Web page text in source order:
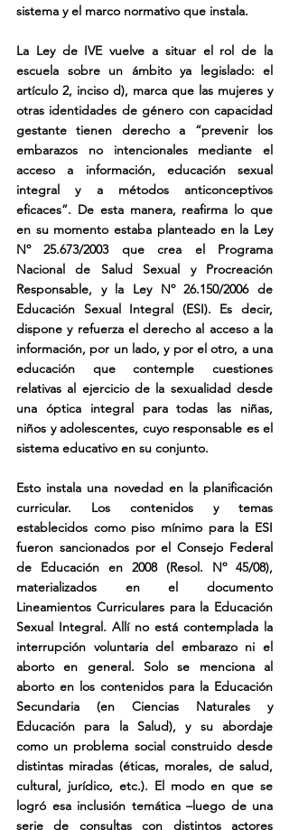
sistema y el marco normativo que instala.
La Ley de IVE vuelve a situar el rol de la
escuela sobre un ámbito ya legislado: el
artículo 2, inciso d), marca que las mujeres y
otras identidades de género con capacidad
gestante tienen derecho a “prevenir los
embarazos no intencionales mediante el
acceso a información, educación sexual
integral y a métodos anticonceptivos
eficaces”. De esta manera, reafirma lo que
en su momento estaba planteado en la Ley
Nº 25.673/2003 que crea el Programa
Nacional de Salud Sexual y Procreación
Responsable, y la Ley Nº 26.150/2006 de
Educación Sexual Integral (ESI). Es decir,
dispone y refuerza el derecho al acceso a la
información, por un lado, y por el otro, a una
educación que contemple cuestiones
relativas al ejercicio de la sexualidad desde
una óptica integral para todas las niñas,
niños y adolescentes, cuyo responsable es el
sistema educativo en su conjunto.
Esto instala una novedad en la planificación
curricular. Los contenidos y temas
establecidos como piso mínimo para la ESI
fueron sancionados por el Consejo Federal
de Educación en 2008 (Resol. Nº 45/08),
materializados en el documento
Lineamientos Curriculares para la Educación
Sexual Integral. Allí no está contemplada la
interrupción voluntaria del embarazo ni el
aborto en general. Solo se menciona al
aborto en los contenidos para la Educación
Secundaria (en Ciencias Naturales y
Educación para la Salud), y su abordaje
como un problema social construido desde
distintas miradas (éticas, morales, de salud,
cultural, jurídico, etc.). El modo en que se
logró esa inclusión temática –luego de una
serie de consultas con distintos actores